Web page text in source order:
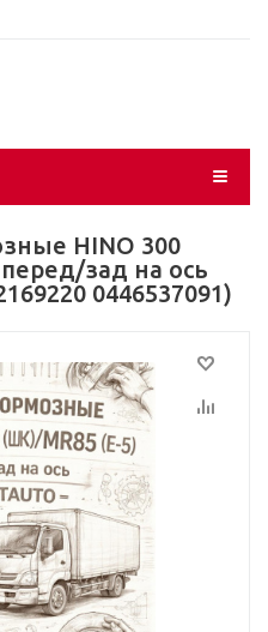
HINO 300
зад на ось
0446537091)